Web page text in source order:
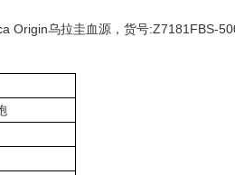
Origin乌拉圭血源，货号:Z7181FBS-